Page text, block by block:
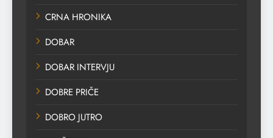
CRNA HRONIKA
DOBAR
DOBAR INTERVJU
DOBRE PRIČE
DOBRO JUTRO